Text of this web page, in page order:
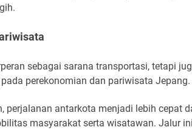
sebagai sarana transportasi, tetapi
perekonomian dan pariwisata Jepang.
perjalanan antarkota menjadi lebih cepat
masyarakat serta wisatawan. Jalur